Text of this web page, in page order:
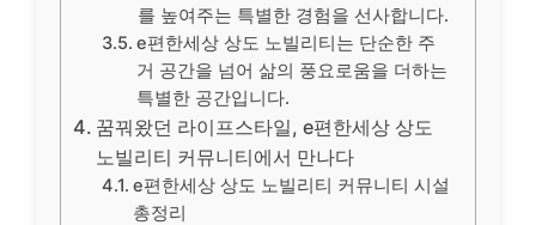
를 높여주는 특별한 경험을 선사합니다.
e편한세상 상도 노빌리티는 단순한 주
거 공간을 넘어 삶의 풍요로움을 더하는
특별한 공간입니다.
꿈꿔왔던 라이프스타일, e편한세상 상도
노빌리티 커뮤니티에서 만나다
e편한세상 상도 노빌리티 커뮤니티 시설
총정리